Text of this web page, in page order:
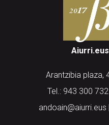
Arantzibia plaza,
Tel.: 943 300